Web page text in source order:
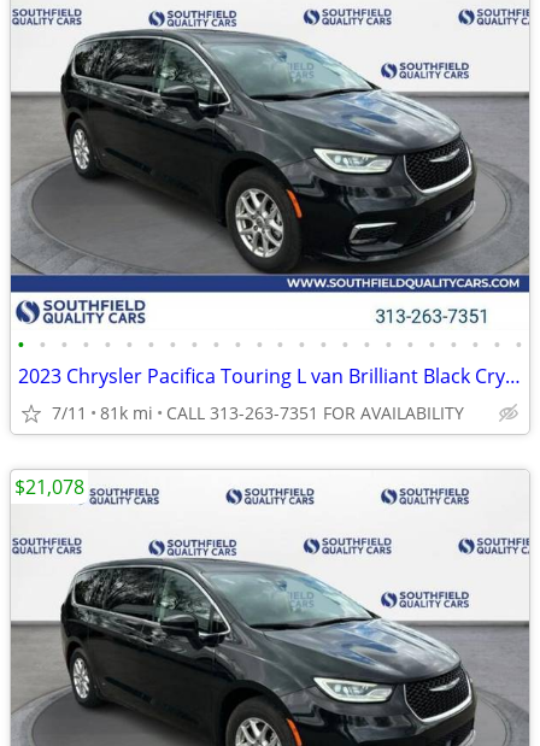
• • • • • • • • • • • • • • • • • • • • • • • •
2023 Chrysler Pacifica Touring L van Brilliant Black Crystal Pearlcoat
7/11 81k mi CALL 313-263-7351 FOR AVAILABILITY
$21,078